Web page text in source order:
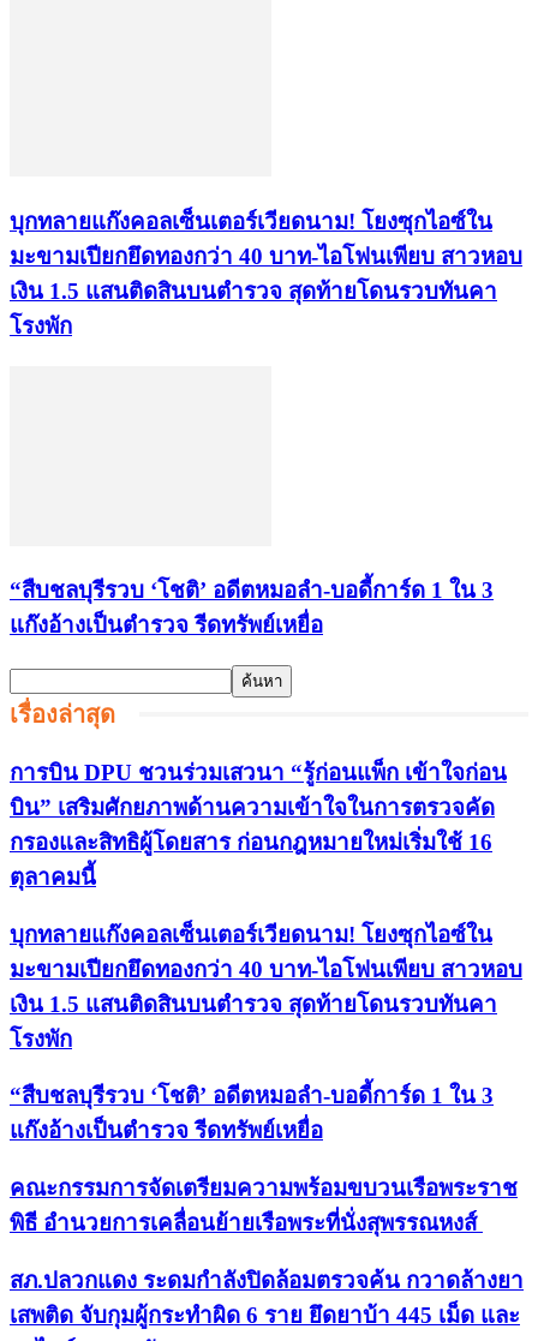
บุกทลายแก๊งคอลเซ็นเตอร์เวียดนาม! โยงซุกไอซ์ใน
มะขามเปียกยึดทองกว่า 40 บาท-ไอโฟนเพียบ สาวหอบ
เงิน 1.5 แสนติดสินบนตำรวจ สุดท้ายโดนรวบทันคา
โรงพัก
“สืบชลบุรีรวบ ‘โชติ’ อดีตหมอลำ-บอดี้การ์ด 1 ใน 3
แก๊งอ้างเป็นตำรวจ รีดทรัพย์เหยื่อ
เรื่องล่าสุด
การบิน DPU ชวนร่วมเสวนา “รู้ก่อนแพ็ก เข้าใจก่อน
บิน” เสริมศักยภาพด้านความเข้าใจในการตรวจคัด
กรองและสิทธิผู้โดยสาร ก่อนกฎหมายใหม่เริ่มใช้ 16
ตุลาคมนี้
บุกทลายแก๊งคอลเซ็นเตอร์เวียดนาม! โยงซุกไอซ์ใน
มะขามเปียกยึดทองกว่า 40 บาท-ไอโฟนเพียบ สาวหอบ
เงิน 1.5 แสนติดสินบนตำรวจ สุดท้ายโดนรวบทันคา
โรงพัก
“สืบชลบุรีรวบ ‘โชติ’ อดีตหมอลำ-บอดี้การ์ด 1 ใน 3
แก๊งอ้างเป็นตำรวจ รีดทรัพย์เหยื่อ
คณะกรรมการจัดเตรียมความพร้อมขบวนเรือพระราช
พิธี อำนวยการเคลื่อนย้ายเรือพระที่นั่งสุพรรณหงส์
สภ.ปลวกแดง ระดมกำลังปิดล้อมตรวจค้น กวาดล้างยา
เสพติด จับกุมผู้กระทำผิด 6 ราย ยึดยาบ้า 445 เม็ด และ